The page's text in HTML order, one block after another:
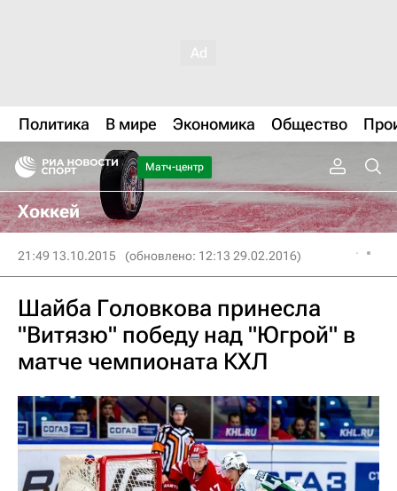
Политика В мире Экономика Общество
Матч-центр
Хоккей
21:49 13.10.2015 (обновлено: 12:13 29.02.2016)
Шайба Головкова принесла
"Витязю" победу над "Югрой" в
матче чемпионата КХЛ